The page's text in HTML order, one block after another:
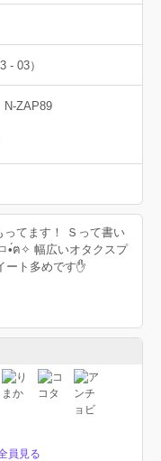
- 03）
N-ZAP89
ってます！ Ｓって書い
•́ฅ✧ 幅広いオタクスプ
ート多めです✋
員見る